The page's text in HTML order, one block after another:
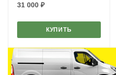
31 000 ₽
КУПИТЬ